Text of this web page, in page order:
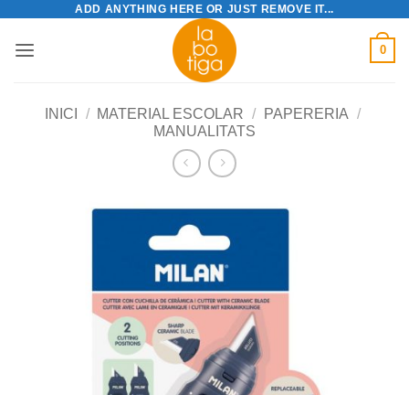
content
ADD ANYTHING HERE OR JUST REMOVE IT...
0
INICI / MATERIAL ESCOLAR / PAPERERIA /
MANUALITATS